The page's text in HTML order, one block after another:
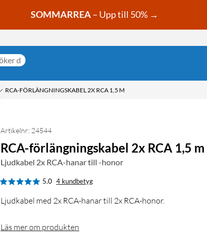
SOMMARREA– Upp till 50% →
RCA-FÖRLÄNGNINGSKABEL 2X RCA 1,5 M
Artikelnr: 24544
RCA-förlängningskabel 2x RCA 1,5 m
Ljudkabel 2x RCA-hanar till -honor
5.0 4 kundbetyg
Ljudkabel med 2x RCA-hanar till 2x RCA-honor.
Läs mer om produkten